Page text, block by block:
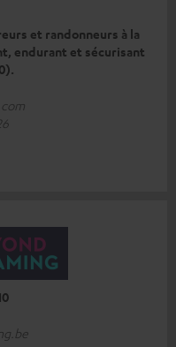
et randonneurs à la
endurant et sécurisant